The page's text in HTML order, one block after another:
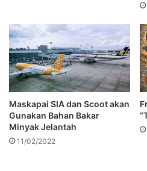
Maskapai SIA dan Scoot akan
Gunakan Bahan Bakar
Minyak Jelantah
11/02/2022